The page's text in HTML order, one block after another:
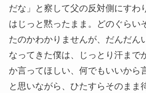
だな」と察して父の反対側にすわ
はじっと黙ったまま。どのぐらい
たのかわかりませんが、だんだん
なってきた僕は、じっとり汗まで
か言ってほしい、何でもいいから
と思いながら、ひたすらそのまま